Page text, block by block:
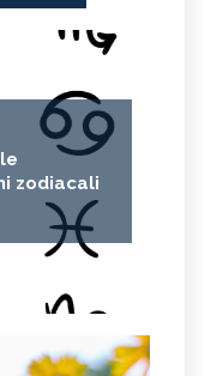
zodiacali